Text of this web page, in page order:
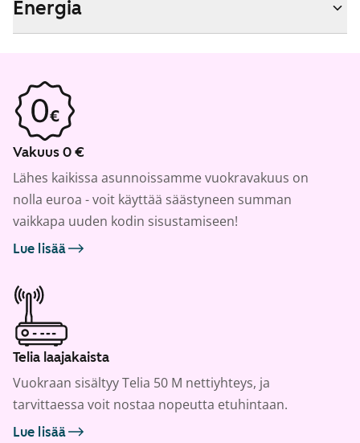
Energia
Vakuus 0 €
Lähes kaikissa asunnoissamme vuokravakuus on
nolla euroa - voit käyttää säästyneen summan
vaikkapa uuden kodin sisustamiseen!
Lue lisää
Telia laajakaista
Vuokraan sisältyy Telia 50 M nettiyhteys, ja
tarvittaessa voit nostaa nopeutta etuhintaan.
Lue lisää